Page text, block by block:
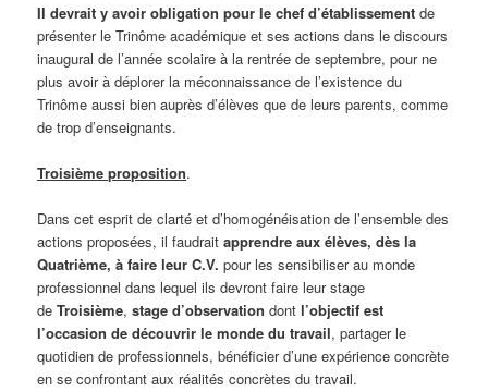
Il devrait y avoir obligation pour le chef d’établissement de
présenter le Trinôme académique et ses actions dans le discours
inaugural de l’année scolaire à la rentrée de septembre, pour ne
plus avoir à déplorer la méconnaissance de l’existence du
Trinôme aussi bien auprès d’élèves que de leurs parents, comme
de trop d’enseignants.
Troisième proposition.
Dans cet esprit de clarté et d’homogénéisation de l’ensemble des
actions proposées, il faudraitapprendre aux élèves, dès la
Quatrième, à faire leur C.V. pour les sensibiliser au monde
professionnel dans lequel ils devront faire leur stage
deTroisième,stage d’observation dontl’objectif est
l’occasion de découvrir le monde du travail, partager le
quotidien de professionnels, bénéficier d’une expérience concrète
en se confrontant aux réalités concrètes du travail.